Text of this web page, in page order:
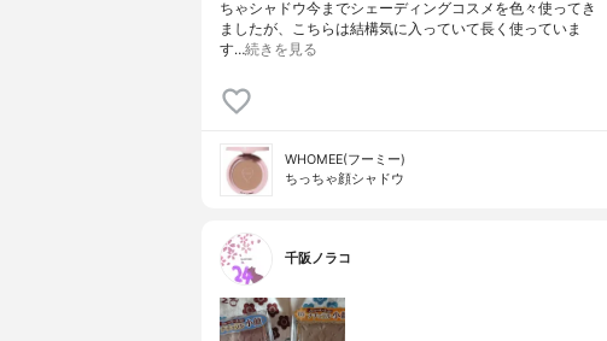
ちゃシャドウ今までシェーディングコスメを色々使ってき
ましたが、こちらは結構気に入っていて長く使っていま
す…続きを見る
WHOMEE(フーミー)
ちっちゃ顔シャドウ
千阪ノラコ